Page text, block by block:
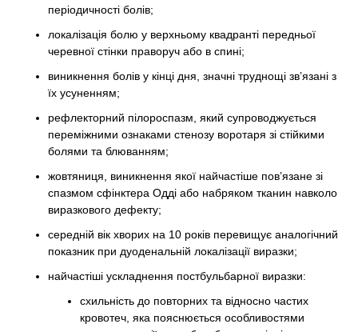
періодичності болів;
локалізація болю у верхньому квадранті передньої
черевної стінки праворуч або в спині;
виникнення болів у кінці дня, значні труднощі зв’язані з
їх усуненням;
рефлекторний пілороспазм, який супроводжується
переміжними ознаками стенозу воротаря зі стійкими
болями та блюванням;
жовтяниця, виникнення якої найчастіше пов’язане зі
спазмом сфінктера Одді або набряком тканин навколо
виразкового дефекту;
середній вік хворих на 10 років перевищує аналогічний
показник при дуоденальній локалізації виразки;
найчастіші ускладнення постбульбарної виразки:
схильність до повторних та відносно частих
кровотеч, яка пояснюється особливостями